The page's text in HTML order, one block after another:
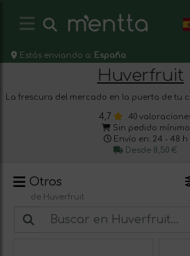
Estás enviando a: España
Huverfruit
La frescura del mercado en la puerta de tu
4,7
40
Sin pedido mínimo
Envío en: 24 - 48 h
Desde 8,50 €
Otros
de Huverfruit